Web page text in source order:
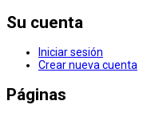
Su cuenta
Iniciar sesión
Crear nueva cuenta
Páginas